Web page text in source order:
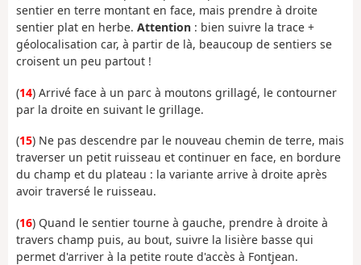
sentier en terre montant en face, mais prendre à droite
sentier plat en herbe. Attention : bien suivre la trace +
géolocalisation car, à partir de là, beaucoup de sentiers se
croisent un peu partout !
(14) Arrivé face à un parc à moutons grillagé, le contourner
par la droite en suivant le grillage.
(15) Ne pas descendre par le nouveau chemin de terre, mais
traverser un petit ruisseau et continuer en face, en bordure
du champ et du plateau : la variante arrive à droite après
avoir traversé le ruisseau.
(16) Quand le sentier tourne à gauche, prendre à droite à
travers champ puis, au bout, suivre la lisière basse qui
permet d'arriver à la petite route d'accès à Fontjean.